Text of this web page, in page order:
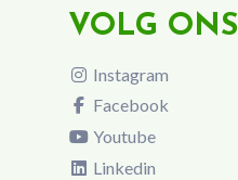
VOLG ONS
Instagram
Facebook
Youtube
Linkedin